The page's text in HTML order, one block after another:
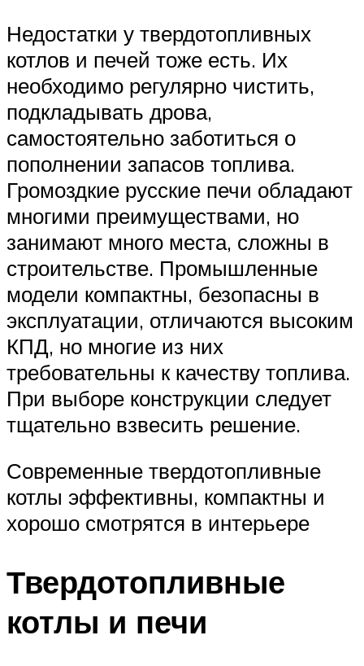
Недостатки у твердотопливных
котлов и печей тоже есть. Их
необходимо регулярно чистить,
подкладывать дрова,
самостоятельно заботиться о
пополнении запасов топлива.
Громоздкие русские печи обладают
многими преимуществами, но
занимают много места, сложны в
строительстве. Промышленные
модели компактны, безопасны в
эксплуатации, отличаются высоким
КПД, но многие из них
требовательны к качеству топлива.
При выборе конструкции следует
тщательно взвесить решение.
Современные твердотопливные
котлы эффективны, компактны и
хорошо смотрятся в интерьере
Твердотопливные
котлы и печи